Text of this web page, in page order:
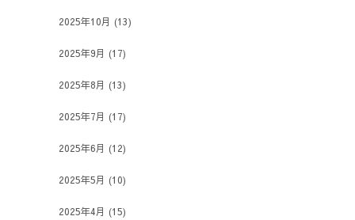
2025年10月 (13)
2025年9月 (17)
2025年8月 (13)
2025年7月 (17)
2025年6月 (12)
2025年5月 (10)
2025年4月 (15)